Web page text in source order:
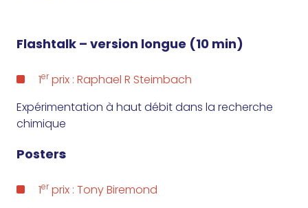
Flashtalk – version longue (10 min)
1erprix : Raphael R Steimbach
Expérimentation à haut débit dans la recherche
chimique
Posters
1erprix : Tony Biremond